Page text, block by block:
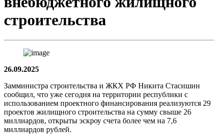
строительства
26.09.2025
Замминистра строительства и ЖКХ РФ Никита Стасишин
сообщил, что уже сегодня на территории республики с
использованием проектного финансирования реализуются 29
проектов жилищного строительства на сумму свыше 26
миллиардов, открыты эскроу счета более чем на 7,6
миллиардов рублей.